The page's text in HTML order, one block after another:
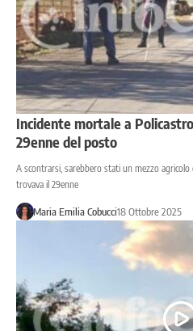
Incidente mortale a
29enne del posto
A scontrarsi, sarebbero stati un mezzo agricolo
trovava il 29enne
Maria Emilia Cobucci18 Ottobre 2025